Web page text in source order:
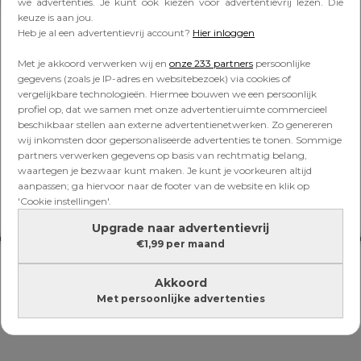
keuze is aan jou.
Heb je al een advertentievrij account? Hier inloggen
Met je akkoord verwerken wij en onze 233 partners persoonlijke
gegevens (zoals je IP-adres en websitebezoek) via cookies of
vergelijkbare technologieën. Hiermee bouwen we een persoonlijk
profiel op, dat we samen met onze advertentieruimte commercieel
beschikbaar stellen aan externe advertentienetwerken. Zo genereren
wij inkomsten door gepersonaliseerde advertenties te tonen. Sommige
partners verwerken gegevens op basis van rechtmatig belang,
waartegen je bezwaar kunt maken. Je kunt je voorkeuren altijd
aanpassen; ga hiervoor naar de footer van de website en klik op
'Cookie instellingen'.
Upgrade naar advertentievrij
€1,99 per maand
Akkoord
Met persoonlijke advertenties